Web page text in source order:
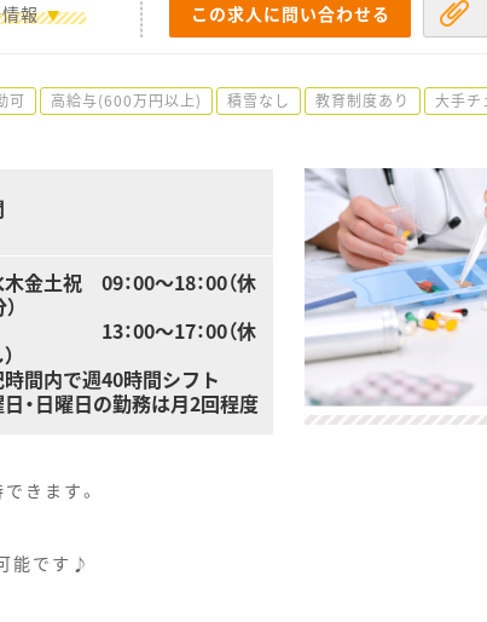
報 この求人に問い合わせる
可 高給与(600万円以上) 積雪なし 教育制度あり
大手チ
金土祝 09：00～18：00（休
：00～17：00（休
間内で週40時間シフト
・日曜日の勤務は月2回程度
きます。
能です♪